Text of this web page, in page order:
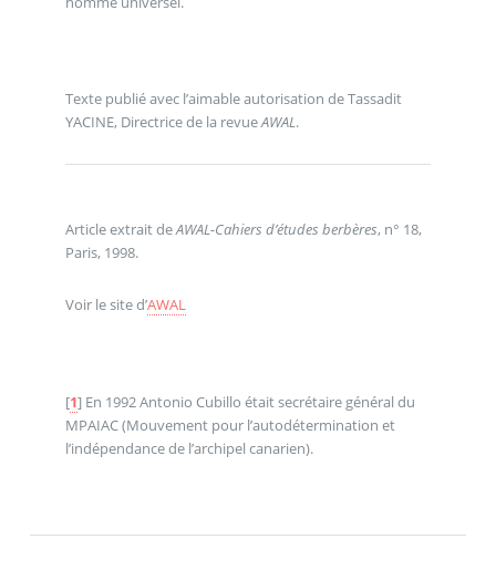
Texte publié avec l’aimable autorisation de Tassadit
YACINE, Directrice de la revueAWAL.
Article extrait deAWAL-Cahiers d’études berbères, n° 18,
Paris, 1998.
Voir le site d’AWAL
[1] En 1992 Antonio Cubillo était secrétaire général du
MPAIAC (Mouvement pour l’autodétermination et
l’indépendance de l’archipel canarien).